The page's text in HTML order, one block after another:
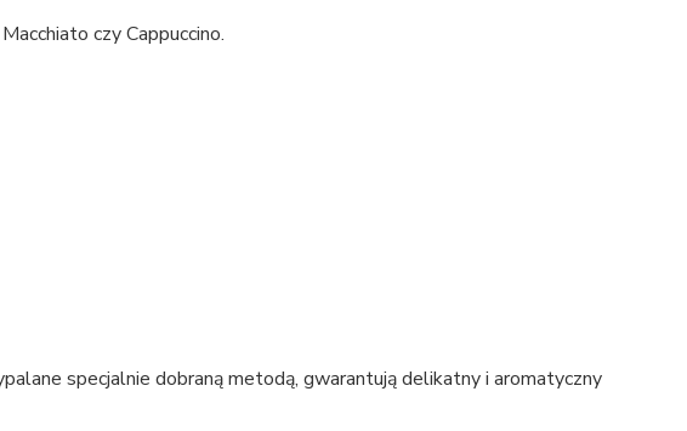
czy Cappuccino.
specjalnie dobraną metodą, gwarantują delikatny i aromatyczny